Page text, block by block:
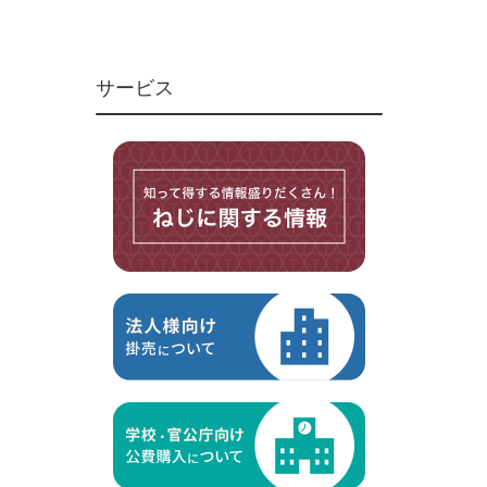
マイクロねじ
台形ねじ
その他ねじ
便利品
金具・金物
切削工具
研削研磨品
作業用品
ケミカル製品
サービス